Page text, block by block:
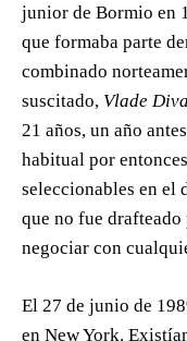
junior de Bormio en
que formaba parte
combinado
suscitado, Vlade
21 años, un año
habitual por
seleccionables en el
que no fue
negociar con
El 27 de junio de
en New York.